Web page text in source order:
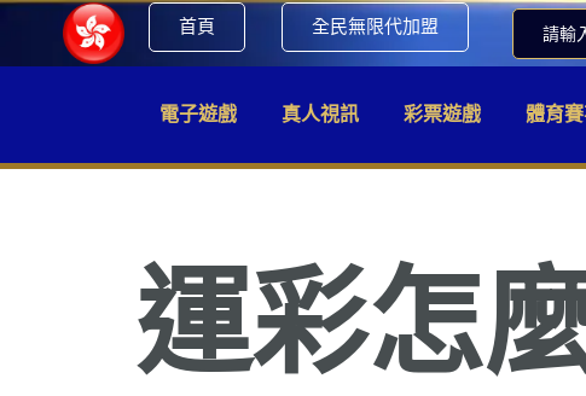
首頁 全民無限代加盟 請輸
電子遊戲 真人視訊 彩票遊戲 體育
運彩怎